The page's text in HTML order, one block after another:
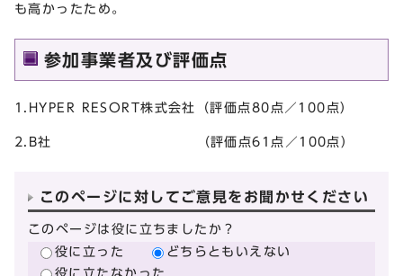
も高かったため。
参加事業者及び評価点
1.HYPER RESORT株式会社（評価点80点／100点）
2.B社 （評価点61点／100点）
このページに対してご意見をお聞かせください
このページは役に立ちましたか？
役に立った
どちらともいえない
役に立たなかった